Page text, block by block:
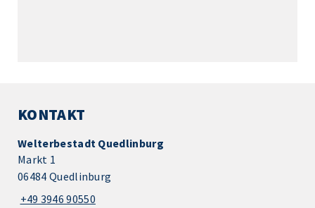
KONTAKT
Welterbestadt Quedlinburg
Markt 1
06484 Quedlinburg
+49 3946 90550